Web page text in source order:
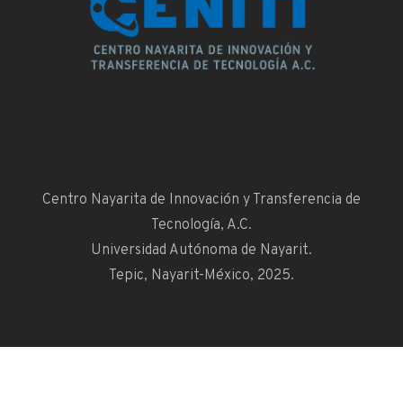
Centro Nayarita de Innovación y Transferencia de
Tecnología, A.C.
Universidad Autónoma de Nayarit.
Tepic, Nayarit-México, 2025.